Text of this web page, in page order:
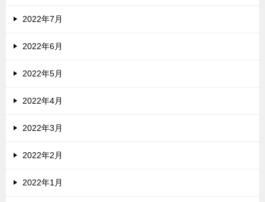
2022年7月
2022年6月
2022年5月
2022年4月
2022年3月
2022年2月
2022年1月